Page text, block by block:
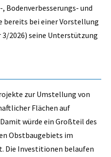
Bodenverbesserungs- und
bei einer Vorstellung
3/2026) seine Unterstützung
zur Umstellung von
Flächen auf
würde ein Großteil des
Obstbaugebiets im
Die Investitionen belaufen